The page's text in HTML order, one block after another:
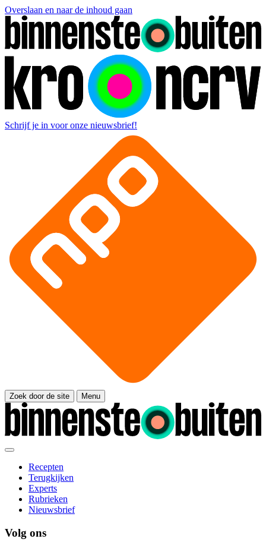
Overslaan en naar de inhoud gaan
Schrijf je in voor onze nieuwsbrief!
Zoek door de site Menu
Recepten
Terugkijken
Experts
Rubrieken
Nieuwsbrief
Volg ons